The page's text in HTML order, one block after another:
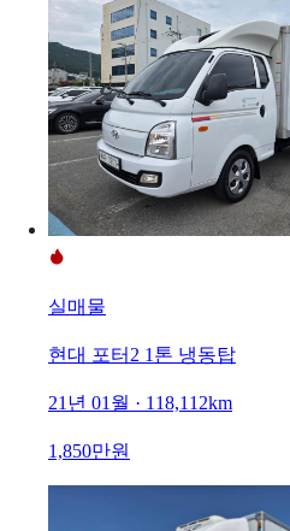
실매물
현대 포터2 1톤 냉동탑
21년 01월 · 118,112km
1,850만원